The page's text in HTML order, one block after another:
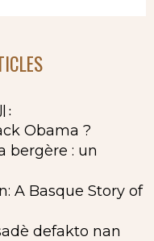
:
Obama ?
bergère : un
A Basque Story of
defakto nan